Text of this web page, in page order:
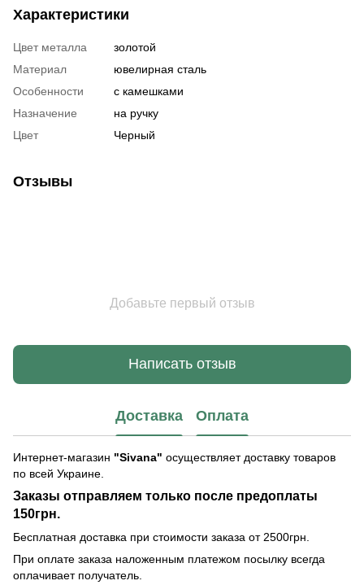
Характеристики
Цвет металла
золотой
Материал
ювелирная сталь
Особенности
с камешками
Назначение
на ручку
Цвет
Черный
Отзывы
Добавьте первый отзыв
Написать отзыв
Доставка Оплата
Интернет-магазин "Sivana" осуществляет доставку товаров
по всей Украине.
Заказы отправляем только после предоплаты
150грн.
Бесплатная доставка при стоимости заказа от 2500грн.
При оплате заказа наложенным платежом посылку всегда
оплачивает получатель.